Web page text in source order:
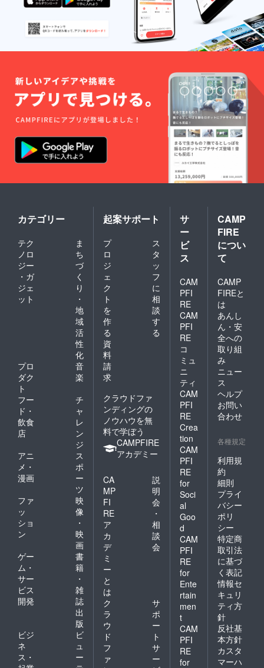
カテゴリー
テク
ノロ
ジー
・ガ
ジェ
ット
ま
ち
づ
く
り
・
地
域
活
性
化
プロ
ダク
ト
音
楽
フー
ド・
飲食
店
チ
ャ
レ
ン
ジ
アニ
メ・
漫画
ス
ポ
ー
ツ
ファ
ッ
ショ
ン
映
像
・
映
画
ゲー
ム・
サー
ビス
開発
書
籍
・
雑
誌
出
版
ビジ
ネ
ス・
ビ
ュ
ー
起案サポート
プ
ロ
ジ
ェ
ク
ト
を
作
る
ス
タ
ッ
フ
に
相
談
す
る
資
料
請
求
クラウドファ
ンディングの
ノウハウを無
料で学ぼう
CAMPFIRE
アカデミー
CA
MP
FI
RE
ア
カ
デ
ミ
ー
と
は
説
明
会
・
相
談
会
ク
ラ
ウ
ド
フ
ァ
サ
ポ
ー
ト
サ
ー
サ
ー
ビ
ス
CAM
PFI
RE
CAM
PFI
RE
コ
ミュ
ニ
ティ
CAM
PFI
RE
Crea
tion
CAM
PFI
RE
for
Soci
al
Goo
d
CAM
PFI
RE
for
Ente
rtain
men
t
CAM
PFI
RE
for
CAMP
FIRE
につい
て
CAMP
FIREと
は
あんし
ん・安
全への
取り組
み
ニュー
ス
ヘルプ
お問い
合わせ
各種規定
利用規
約
細則
プライ
バシー
ポリ
シー
特定商
取引法
に基づ
く表記
情報セ
キュリ
ティ方
針
反社基
本方針
カスタ
マーハ